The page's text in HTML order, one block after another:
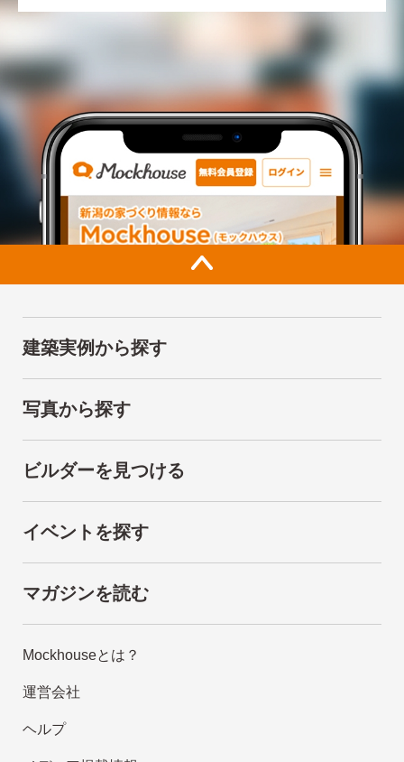
建築実例から探す
写真から探す
ビルダーを見つける
イベントを探す
マガジンを読む
Mockhouseとは？
運営会社
ヘルプ